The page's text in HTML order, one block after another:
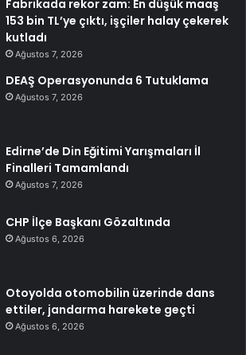
Fabrikada rekor zam: En düşük maaş
153 bin TL’ye çıktı, işçiler halay çekerek
kutladı
Ağustos 7, 2026
DEAŞ Operasyonunda 6 Tutuklama
Ağustos 7, 2026
Edirne’de Din Eğitimi Yarışmaları İl
Finalleri Tamamlandı
Ağustos 7, 2026
CHP İlçe Başkanı Gözaltında
Ağustos 6, 2026
Otoyolda otomobilin üzerinde dans
ettiler, jandarma harekete geçti
Ağustos 6, 2026